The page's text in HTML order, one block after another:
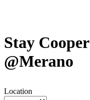
Stay Cooper
@Merano
Location